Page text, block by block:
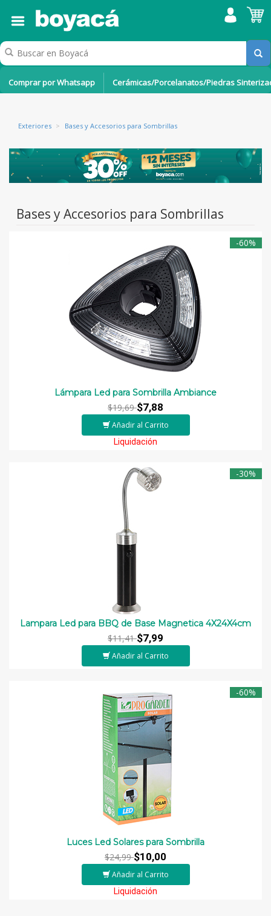
Comprar por Whatsapp Cerámicas/Porcelanatos/Piedras
Exteriores > Bases y Accesorios para Sombrillas
Bases y Accesorios para Sombrillas
-60%
Lámpara Led para Sombrilla Ambiance
$19,69$7,88
Añadir al Carrito
Liquidación
-30%
Lampara Led para BBQ de Base Magnetica 4X24X4cm
$11,41$7,99
Añadir al Carrito
-60%
Luces Led Solares para Sombrilla
$24,99$10,00
Añadir al Carrito
Liquidación